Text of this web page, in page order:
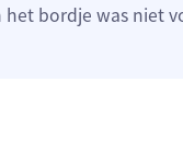
het bordje was niet